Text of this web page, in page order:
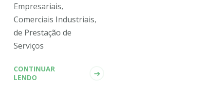
Empresariais,
Comerciais Industriais,
de Prestação de
Serviços
CONTINUAR
LENDO